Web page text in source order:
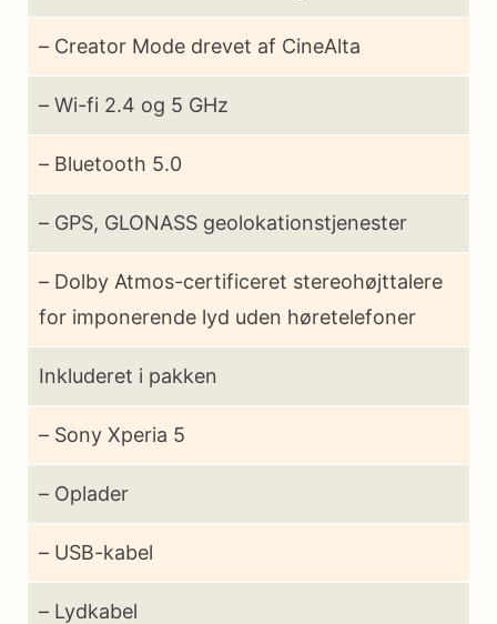
– Creator Mode drevet af CineAlta
– Wi-fi 2.4 og 5 GHz
– Bluetooth 5.0
– GPS, GLONASS geolokationstjenester
– Dolby Atmos-certificeret stereohøjttalere
for imponerende lyd uden høretelefoner
Inkluderet i pakken
– Sony Xperia 5
– Oplader
– USB-kabel
– Lydkabel